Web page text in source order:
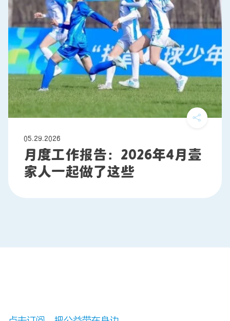
05.29.2026
月度工作报告：2026年4月壹
家人一起做了这些